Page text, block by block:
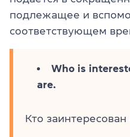
подлежащее и
соответствующем
Who is
are.
Кто